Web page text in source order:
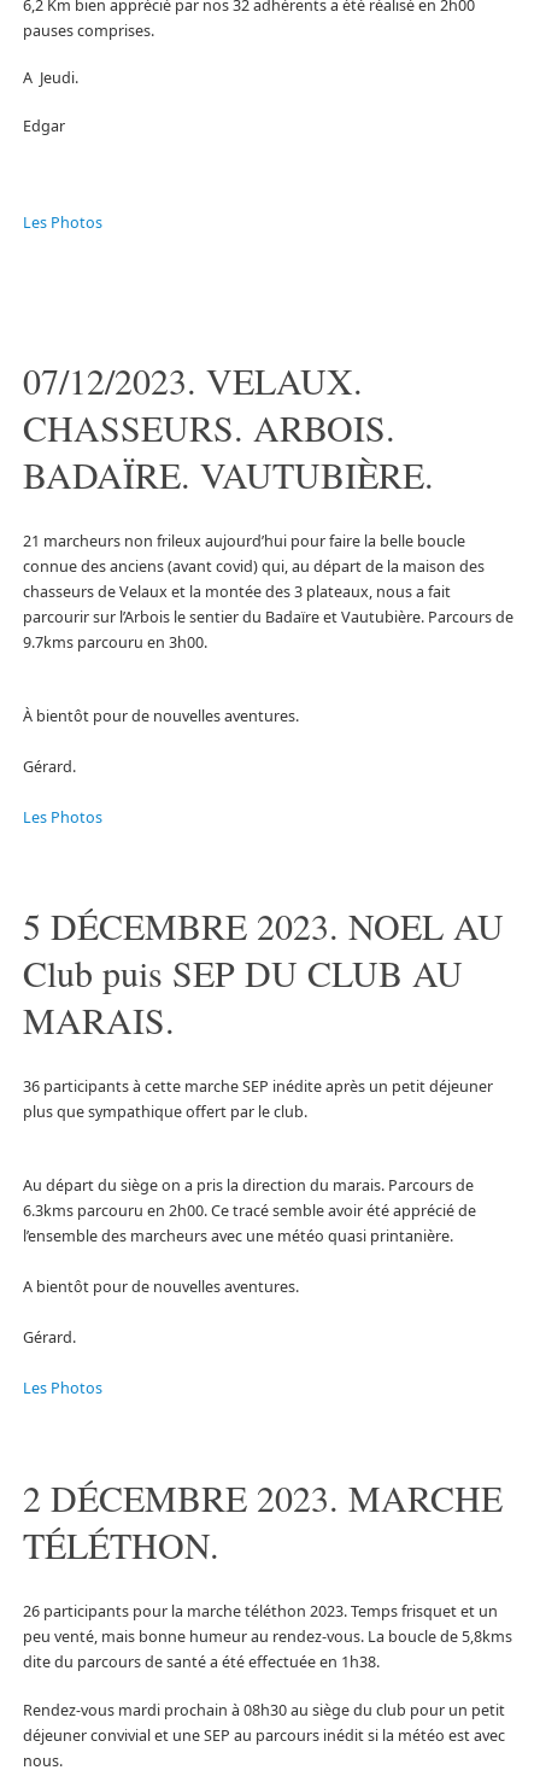
6,2 Km bien apprécié par nos 32 adhérents a été réalisé en 2h00
pauses comprises.
A Jeudi.
Edgar
Les Photos
07/12/2023. VELAUX.
CHASSEURS. ARBOIS.
BADAÏRE. VAUTUBIÈRE.
21 marcheurs non frileux aujourd’hui pour faire la belle boucle
connue des anciens (avant covid) qui, au départ de la maison des
chasseurs de Velaux et la montée des 3 plateaux, nous a fait
parcourir sur l’Arbois le sentier du Badaïre et Vautubière. Parcours de
9.7kms parcouru en 3h00.
À bientôt pour de nouvelles aventures.
Gérard.
Les Photos
5 DÉCEMBRE 2023. NOEL AU
Club puis SEP DU CLUB AU
MARAIS.
36 participants à cette marche SEP inédite après un petit déjeuner
plus que sympathique offert par le club.
Au départ du siège on a pris la direction du marais. Parcours de
6.3kms parcouru en 2h00. Ce tracé semble avoir été apprécié de
l’ensemble des marcheurs avec une météo quasi printanière.
A bientôt pour de nouvelles aventures.
Gérard.
Les Photos
2 DÉCEMBRE 2023. MARCHE
TÉLÉTHON.
26 participants pour la marche téléthon 2023. Temps frisquet et un
peu venté, mais bonne humeur au rendez-vous. La boucle de 5,8kms
dite du parcours de santé a été effectuée en 1h38.
Rendez-vous mardi prochain à 08h30 au siège du club pour un petit
déjeuner convivial et une SEP au parcours inédit si la météo est avec
nous.